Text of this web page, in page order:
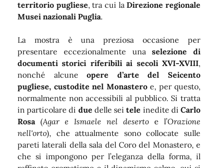
territorio pugliese, tra cui laDirezione regionale
Musei nazionali Puglia.
La mostra è una preziosa occasione per
presentare eccezionalmente unaselezione di
documenti storici riferibili ai secoli XVI-XVIII,
nonché alcuneopere d’arte del Seicento
pugliese, custodite nel Monastero e, per questo,
normalmente non accessibili al pubblico. Si tratta
in particolare di due delle seitele inedite diCarlo
Rosa (Agar e Ismaele nel deserto e l’Orazione
nell'orto), che attualmente sono collocate sulle
pareti laterali della sala del Coro del Monastero, e
che si impongono per l’eleganza della forma, il